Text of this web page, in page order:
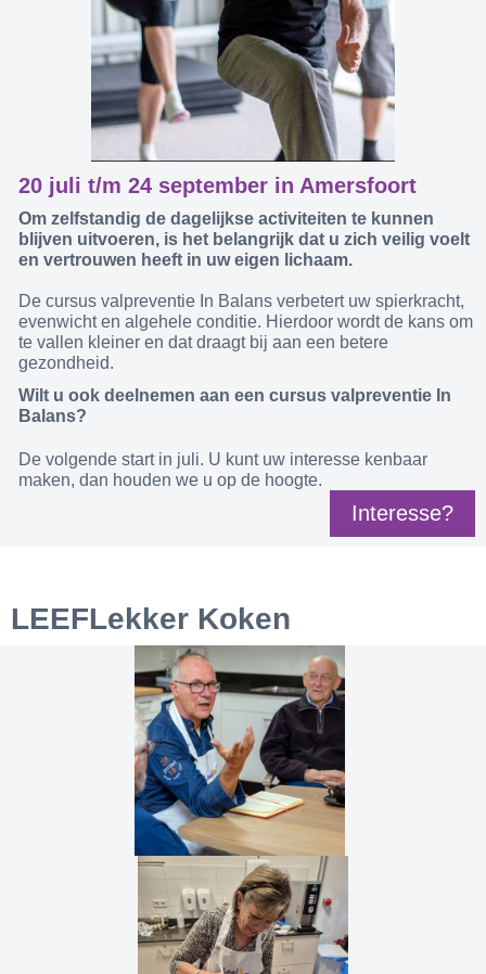
20 juli t/m 24 september in Amersfoort
Om zelfstandig de dagelijkse activiteiten te kunnen
blijven uitvoeren, is het belangrijk dat u zich veilig voelt
en vertrouwen heeft in uw eigen lichaam.
De cursus valpreventie In Balans verbetert uw spierkracht,
evenwicht en algehele conditie. Hierdoor wordt de kans om
te vallen kleiner en dat draagt bij aan een betere
gezondheid.
Wilt u ook deelnemen aan een cursus valpreventie In
Balans?
De volgende start in juli. U kunt uw interesse kenbaar
maken, dan houden we u op de hoogte.
Interesse?
LEEFLekker Koken